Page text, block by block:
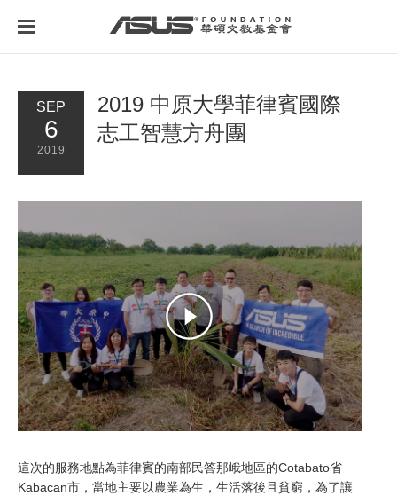
SEP
6
2019
2019 中原大學菲律賓國際
志工智慧方舟團
這次的服務地點為菲律賓的南部民答那峨地區的Cotabato省
Kabacan市，當地主要以農業為生，生活落後且貧窮，為了讓